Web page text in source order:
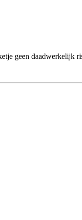
geen daadwerkelijk